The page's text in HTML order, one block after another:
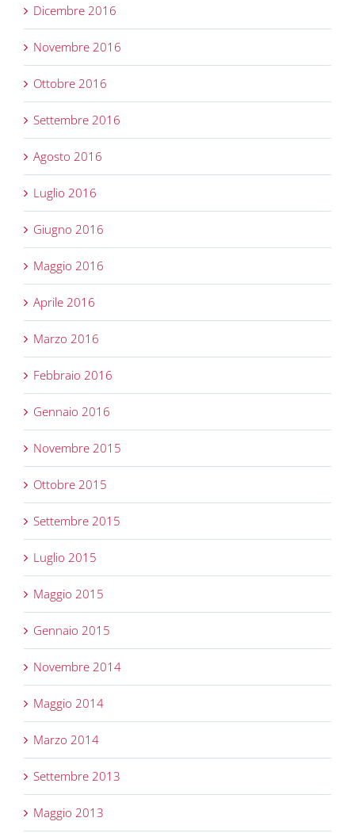
Dicembre 2016
Novembre 2016
Ottobre 2016
Settembre 2016
Agosto 2016
Luglio 2016
Giugno 2016
Maggio 2016
Aprile 2016
Marzo 2016
Febbraio 2016
Gennaio 2016
Novembre 2015
Ottobre 2015
Settembre 2015
Luglio 2015
Maggio 2015
Gennaio 2015
Novembre 2014
Maggio 2014
Marzo 2014
Settembre 2013
Maggio 2013